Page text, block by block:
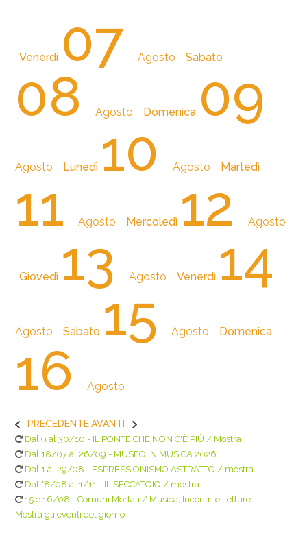
Venerdì 07Agosto Sabato
08Agosto Domenica 09
Agosto Lunedì 10Agosto Martedì
11Agosto Mercoledì 12Agosto
Giovedì 13Agosto Venerdì 14
Agosto Sabato 15Agosto Domenica
16Agosto
PRECEDENTE AVANTI
Dal 9 al 30/10 - IL PONTE CHE NON C'È PIÙ / Mostra
Dal 18/07 al 26/09 - MUSEO IN MUSICA 2026
Dal 1 al 29/08 - ESPRESSIONISMO ASTRATTO / mostra
Dall'8/08 al 1/11 - IL SECCATOIO / mostra
15 e 16/08 - Comuni Mortali / Musica, Incontri e Letture
Mostra gli eventi del giorno